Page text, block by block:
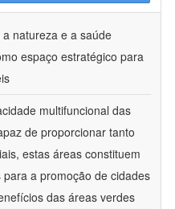
natureza e a saúde
espaço estratégico para
multifuncional das
de proporcionar tanto
estas áreas constituem
a promoção de cidades
das áreas verdes